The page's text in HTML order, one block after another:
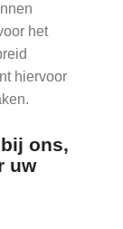
het
hiervoor
ons,
uw